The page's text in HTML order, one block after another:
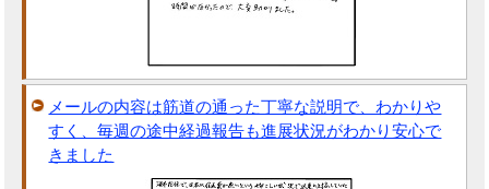
メールの内容は筋道の通った丁寧な説明で、わかりや
すく、毎週の途中経過報告も進展状況がわかり安心で
きました